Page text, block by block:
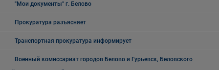
"Мои документы" г. Белово
Прокуратура разъясняет
Транспортная прокуратура информирует
Военный комиссариат городов Белово и Гурьевск, Беловского